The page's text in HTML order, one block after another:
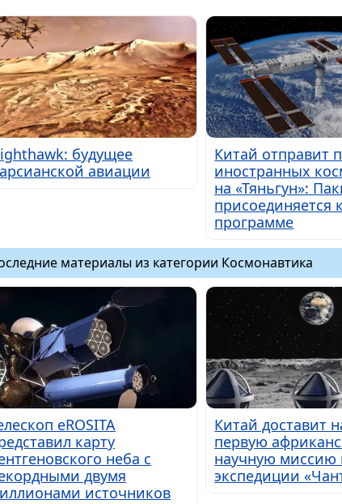
будущее
авиации
Китай отправит
иностранных
на «Тяньгун»:
присоединяется к
программе
материалы из категории Космонавтика
eROSITA
карту
неба с
двумя
источников
Китай доставит
первую
научную миссию
экспедиции